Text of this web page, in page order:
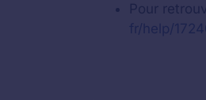
Pour
fr/help/